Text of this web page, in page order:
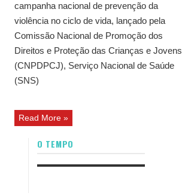
campanha nacional de prevenção da
violência no ciclo de vida, lançado pela
Comissão Nacional de Promoção dos
Direitos e Proteção das Crianças e Jovens
(CNPDPCJ), Serviço Nacional de Saúde
(SNS)
Read More »
O TEMPO